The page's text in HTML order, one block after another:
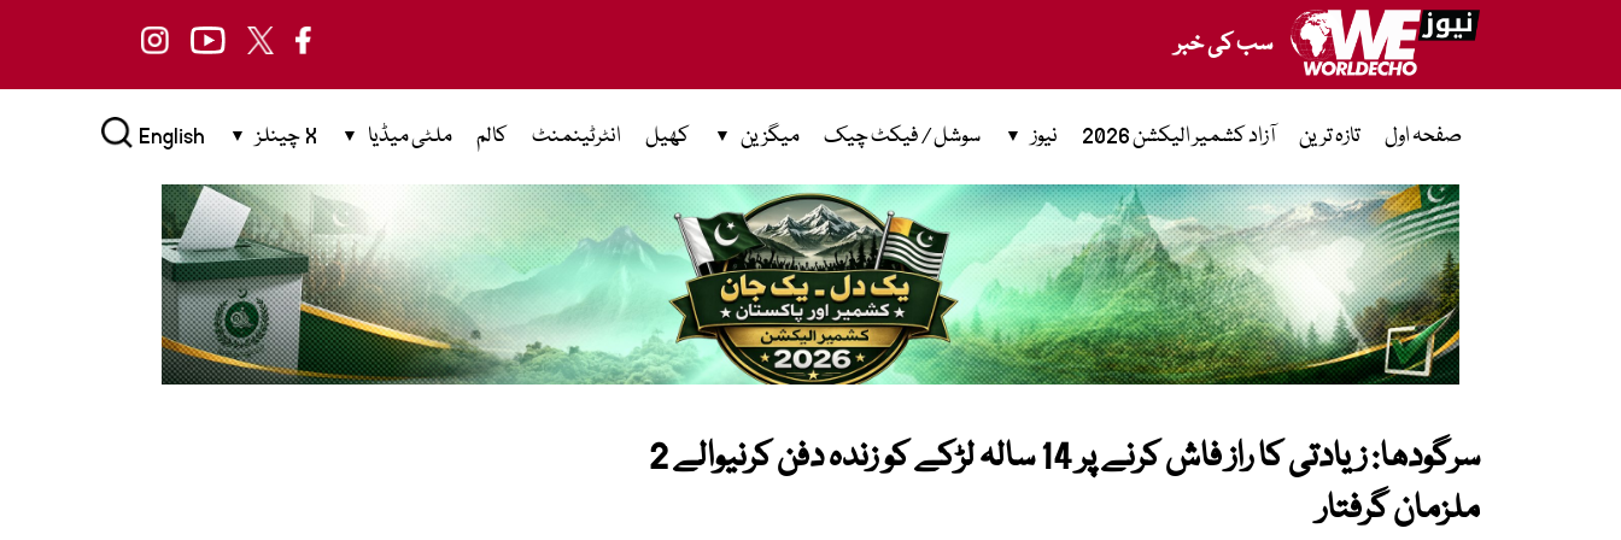
سب کی خبر
صفحہ اول تازہ ترین آزاد کشمیر الیکشن 2026 نیوز سوشل / فیکٹ چیک میگزین کھیل انٹرٹینمنٹ کالم ملٹی میڈیا X چینلز English
سرگودھا: زیادتی کا راز فاش کرنے پر 14 سالہ لڑکے کو زندہ دفن کرنیوالے 2
ملزمان گرفتار